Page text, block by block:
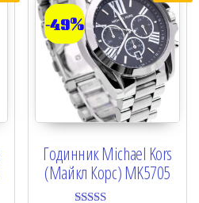
-49%
Годинник Michael Kors
(Майкл Корс) MK5705